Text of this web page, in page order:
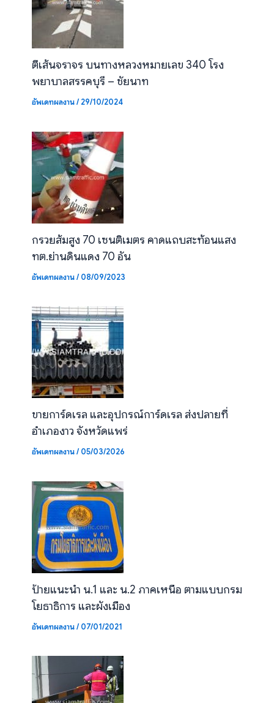
ตีเส้นจราจร บนทางหลวงหมายเลข 340 โรง
พยาบาลสรรคบุรี – ชัยนาท
อัพเดทผลงาน/29/10/2024
กรวยส้มสูง 70 เซนติเมตร คาดแถบสะท้อนแสง
ทต.ย่านดินแดง 70 อัน
อัพเดทผลงาน/08/09/2023
ขายการ์ดเรล และอุปกรณ์การ์ดเรล ส่งปลายที่
อำเภองาว จังหวัดแพร่
อัพเดทผลงาน/05/03/2026
ป้ายแนะนำ น.1 และ น.2 ภาคเหนือ ตามแบบกรม
โยธาธิการ และผังเมือง
อัพเดทผลงาน/07/01/2021